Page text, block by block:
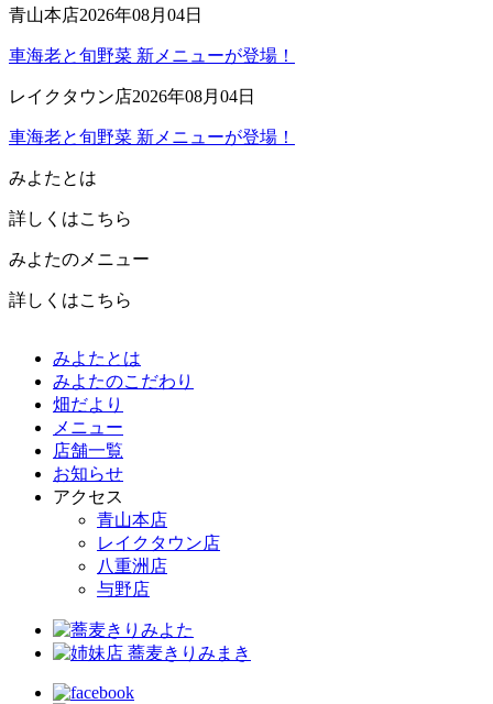
青山本店2026年08月04日
車海老と旬野菜 新メニューが登場！
レイクタウン店2026年08月04日
車海老と旬野菜 新メニューが登場！
みよたとは
詳しくはこちら
みよたのメニュー
詳しくはこちら
みよたとは
みよたのこだわり
畑だより
メニュー
店舗一覧
お知らせ
アクセス
青山本店
レイクタウン店
八重洲店
与野店